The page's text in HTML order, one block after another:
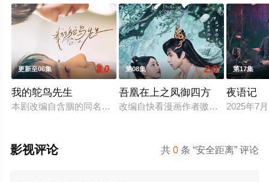
更新至06集 3.0
我的鸵鸟先生
本剧改编自含胭的同名小说，讲述了邻家女孩庞倩（苏晓彤 饰
第08集 2.0
吾凰在上之凤御四方
改编自快看漫画作者嗷小泽的独家连
第17集
夜语记
2025年7
共0 条 “安全距离” 评论
影视评论